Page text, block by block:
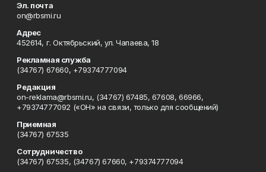
Эл. почта
on@rbsmi.ru
Адрес
452614, г. Октябрьский, ул. Чапаева, 18
Рекламная служба
(34767) 67660, +79374777094
Редакция
on-reklama@rbsmi.ru, (34767) 67485, 67608, 66966,
+79374777092 («ОН» на связи, только для сообщений)
Приемная
(34767) 67535
Сотрудничество
(34767) 67535, (34767) 67660, +79374777094